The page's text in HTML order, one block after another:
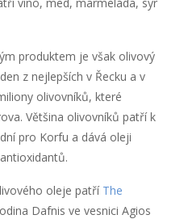
produktem je však olivový
z nejlepších v Řecku a v
olivovníků, které
Většina olivovníků patří k
pro Korfu a dává oleji
oleje patří The
Dafnis ve vesnici Agios